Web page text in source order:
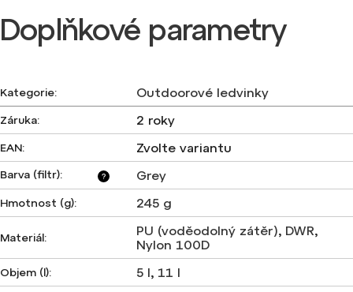
Doplňkové parametry
Kategorie: Outdoorové ledvinky
Záruka: 2 roky
EAN: Zvolte variantu
?
Barva (filtr): Grey
Hmotnost (g): 245 g
Materiál: PU (voděodolný zátěr), DWR,
Nylon 100D
Objem (l): 5 l, 11 l